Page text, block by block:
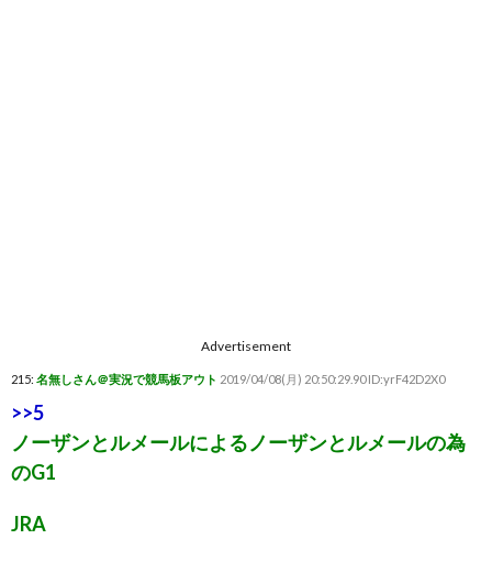
Advertisement
215: 名無しさん＠実況で競馬板アウト 2019/04/08(月) 20:50:29.90 ID:yrF42D2X0
>>5
ノーザンとルメールによるノーザンとルメールの為
のG1
JRA